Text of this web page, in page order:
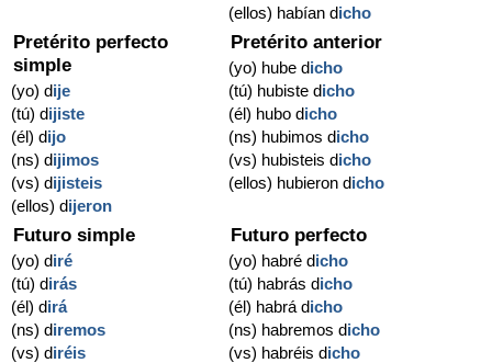
(ellos) habían dicho
Pretérito perfecto
simple
(yo) dije
(tú) dijiste
(él) dijo
(ns) dijimos
(vs) dijisteis
(ellos) dijeron
Pretérito anterior
(yo) hube dicho
(tú) hubiste dicho
(él) hubo dicho
(ns) hubimos dicho
(vs) hubisteis dicho
(ellos) hubieron dicho
Futuro simple
(yo) diré
(tú) dirás
(él) dirá
(ns) diremos
(vs) diréis
Futuro perfecto
(yo) habré dicho
(tú) habrás dicho
(él) habrá dicho
(ns) habremos dicho
(vs) habréis dicho